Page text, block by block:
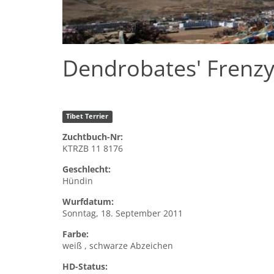
Dendrobates' Frenzy
Tibet Terrier
Zuchtbuch-Nr:
KTRZB 11 8176
Geschlecht:
Hündin
Wurfdatum:
Sonntag, 18. September 2011
Farbe:
weiß , schwarze Abzeichen
HD-Status: